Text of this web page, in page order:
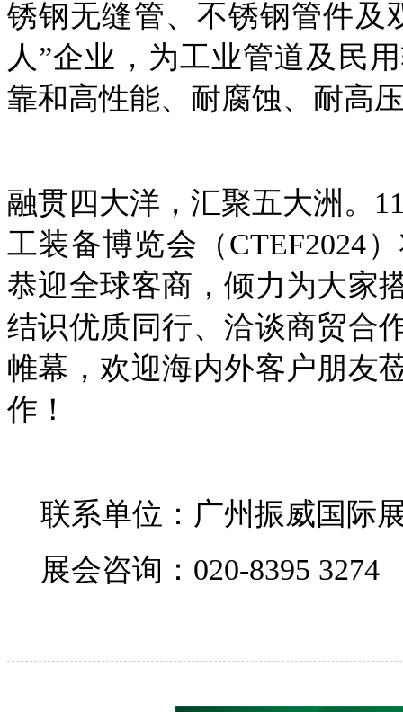
锈钢无缝管、不锈钢管件及
人”企业，为工业管道及民
靠和高性能、耐腐蚀、耐高
融贯四大洋，汇聚五大洲。
工装备博览会（CTEF2024
恭迎全球客商，倾力为大家
结识优质同行、洽谈商贸合
帷幕，欢迎海内外客户朋友
作！
联系单位：广州振威国际
展会咨询： 020-8395 3274